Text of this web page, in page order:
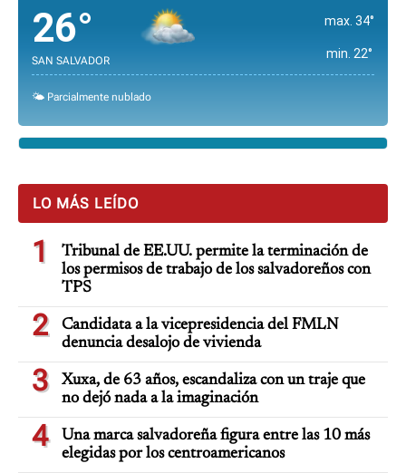
26°
SAN SALVADOR
max. 34°
min. 22°
🌤️ Parcialmente nublado
LO MÁS LEÍDO
1
Tribunal de EE.UU. permite la terminación de
los permisos de trabajo de los salvadoreños con
TPS
2
Candidata a la vicepresidencia del FMLN
denuncia desalojo de vivienda
3
Xuxa, de 63 años, escandaliza con un traje que
no dejó nada a la imaginación
4
Una marca salvadoreña figura entre las 10 más
elegidas por los centroamericanos